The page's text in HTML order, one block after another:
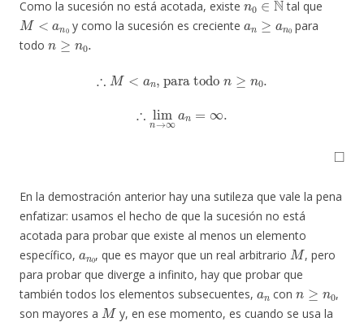
Como la sucesión no está acotada, existe tal que
M<an0
y como la sucesión es creciente
an ≥an 0
para
todo
n≥n0 .
n, para todon≥ n0.∴ limn →
◻
En la demostración anterior hay una sutileza que vale la pena
enfatizar: usamos el hecho de que la sucesión no está
acotada para probar que existe al menos un elemento
específico,
an0
, que es mayor que un real arbitrario
M
, pero
para probar que diverge a infinito, hay que probar que
también todos los elementos subsecuentes,
an
con
n
,
son mayores a
M
y, en ese momento, es cuando se usa la